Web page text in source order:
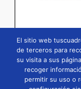
Página1/
El sitio web
de terceros para
su visita a sus
recoger
permitir su uso o